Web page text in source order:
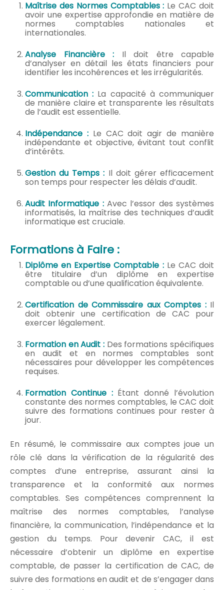
Maîtrise des Normes Comptables : Le CAC doit
avoir une expertise approfondie en matière de
normes comptables nationales et
internationales.
Analyse Financière : Il doit être capable
d’analyser en détail les états financiers pour
identifier les incohérences et les irrégularités.
Communication : La capacité à communiquer
de manière claire et transparente les résultats
de l’audit est essentielle.
Indépendance :Le CAC doit agir de manière
indépendante et objective, évitant tout conflit
d’intérêts.
Gestion du Temps : Il doit gérer efficacement
son temps pour respecter les délais d’audit.
Audit Informatique :Avec l’essor des systèmes
informatisés, la maîtrise des techniques d’audit
informatique est cruciale.
Formations à Faire :
Diplôme en Expertise Comptable :Le CAC doit
être titulaire d’un diplôme en expertise
comptable ou d’une qualification équivalente.
Certification de Commissaire aux Comptes :Il
doit obtenir une certification de CAC pour
exercer légalement.
Formation en Audit : Des formations spécifiques
en audit et en normes comptables sont
nécessaires pour développer les compétences
requises.
Formation Continue :Étant donné l’évolution
constante des normes comptables, le CAC doit
suivre des formations continues pour rester à
jour.
En résumé, le commissaire aux comptes joue un
rôle clé dans la vérification de la régularité des
comptes d’une entreprise, assurant ainsi la
transparence et la conformité aux normes
comptables. Ses compétences comprennent la
maîtrise des normes comptables, l’analyse
financière, la communication, l’indépendance et la
gestion du temps. Pour devenir CAC, il est
nécessaire d’obtenir un diplôme en expertise
comptable, de passer la certification de CAC, de
suivre des formations en audit et de s’engager dans